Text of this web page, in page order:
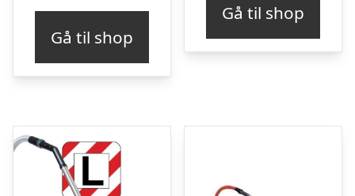
kr. 12.712,50.
kr. 12.538,36.
Gå til shop
var:
kr. 7.962,50.
Gå til shop